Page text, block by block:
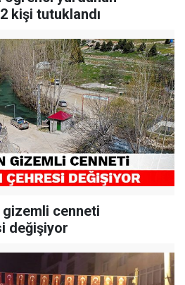
kişi tutuklandı
gizemli cenneti
değişiyor